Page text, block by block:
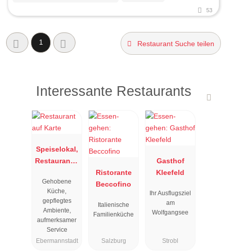
53
1 Restaurant Suche teilen
Interessante Restaurants
Speiselokal,
Restaurant "
"
Gehobene
Küche,
gepflegtes
Ambiente,
aufmerksamer
Service
Ebermannstadt
Ristorante
Beccofino
Italienische
Familienküche
Salzburg
Gasthof
Kleefeld
Ihr Ausflugsziel
am
Wolfgangsee
Strobl